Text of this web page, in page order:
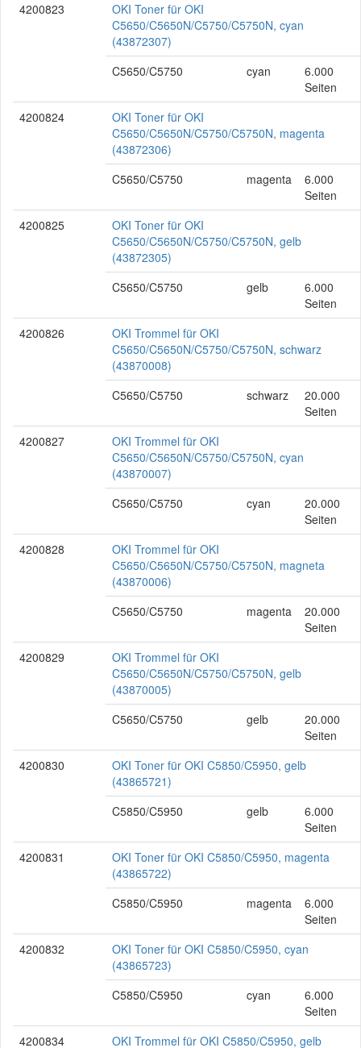
4200823
OKI Toner für OKI
C5650/C5650N/C5750/C5750N, cyan
(43872307)
C5650/C5750
cyan
6.000
Seiten
4200824
OKI Toner für OKI
C5650/C5650N/C5750/C5750N, magenta
(43872306)
C5650/C5750
magenta
6.000
Seiten
4200825
OKI Toner für OKI
C5650/C5650N/C5750/C5750N, gelb
(43872305)
C5650/C5750
gelb
6.000
Seiten
4200826
OKI Trommel für OKI
C5650/C5650N/C5750/C5750N, schwarz
(43870008)
C5650/C5750
schwarz
20.000
Seiten
4200827
OKI Trommel für OKI
C5650/C5650N/C5750/C5750N, cyan
(43870007)
C5650/C5750
cyan
20.000
Seiten
4200828
OKI Trommel für OKI
C5650/C5650N/C5750/C5750N, magneta
(43870006)
C5650/C5750
magenta
20.000
Seiten
4200829
OKI Trommel für OKI
C5650/C5650N/C5750/C5750N, gelb
(43870005)
C5650/C5750
gelb
20.000
Seiten
4200830
OKI Toner für OKI C5850/C5950, gelb
(43865721)
C5850/C5950
gelb
6.000
Seiten
4200831
OKI Toner für OKI C5850/C5950, magenta
(43865722)
C5850/C5950
magenta
6.000
Seiten
4200832
OKI Toner für OKI C5850/C5950, cyan
(43865723)
C5850/C5950
cyan
6.000
Seiten
4200834
OKI Trommel für OKI C5850/C5950, gelb